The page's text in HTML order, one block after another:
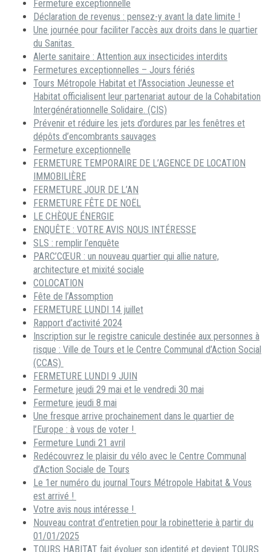
Fermeture exceptionnelle
Déclaration de revenus : pensez-y avant la date limite !
Une journée pour faciliter l’accès aux droits dans le quartier
du Sanitas
Alerte sanitaire : Attention aux insecticides interdits
Fermetures exceptionnelles – Jours fériés
Tours Métropole Habitat et l’Association Jeunesse et
Habitat officialisent leur partenariat autour de la Cohabitation
Intergénérationnelle Solidaire. (CIS)
Prévenir et réduire les jets d’ordures par les fenêtres et
dépôts d’encombrants sauvages
Fermeture exceptionnelle
FERMETURE TEMPORAIRE DE L’AGENCE DE LOCATION
IMMOBILIÈRE
FERMETURE JOUR DE L’AN
FERMETURE FÊTE DE NOËL
LE CHÈQUE ÉNERGIE
ENQUÊTE : VOTRE AVIS NOUS INTÉRESSE
SLS : remplir l’enquête
PARC’CŒUR : un nouveau quartier qui allie nature,
architecture et mixité sociale
COLOCATION
Fête de l’Assomption
FERMETURE LUNDI 14 juillet
Rapport d’activité 2024
Inscription sur le registre canicule destinée aux personnes à
risque : Ville de Tours et le Centre Communal d’Action Social
(CCAS)
FERMETURE LUNDI 9 JUIN
Fermeture jeudi 29 mai et le vendredi 30 mai
Fermeture jeudi 8 mai
Une fresque arrive prochainement dans le quartier de
l’Europe : à vous de voter !
Fermeture Lundi 21 avril
Redécouvrez le plaisir du vélo avec le Centre Communal
d’Action Sociale de Tours
Le 1er numéro du journal Tours Métropole Habitat & Vous
est arrivé !
Votre avis nous intéresse !
Nouveau contrat d’entretien pour la robinetterie à partir du
01/01/2025
TOURS HABITAT fait évoluer son identité et devient TOURS